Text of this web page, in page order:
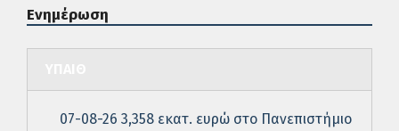
Ενημέρωση
07-08-26 3,358 εκατ. ευρώ στο Πανεπιστήμιο